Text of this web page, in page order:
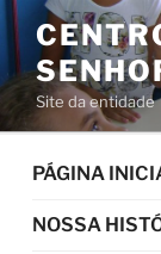
Pular
para
conteúdo
Site da entidade
PÁGINA
NOSSA